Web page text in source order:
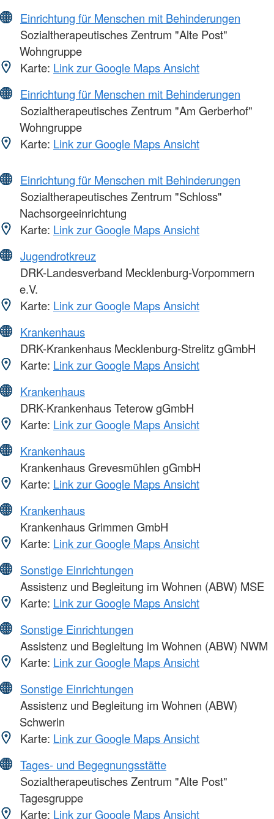
Einrichtung für Menschen mit Behinderungen
Sozialtherapeutisches Zentrum "Alte Post"
Wohngruppe
Karte: Link zur Google Maps Ansicht
Einrichtung für Menschen mit Behinderungen
Sozialtherapeutisches Zentrum "Am Gerberhof"
Wohngruppe
Karte: Link zur Google Maps Ansicht
Einrichtung für Menschen mit Behinderungen
Sozialtherapeutisches Zentrum "Schloss"
Nachsorgeeinrichtung
Karte: Link zur Google Maps Ansicht
Jugendrotkreuz
DRK-Landesverband Mecklenburg-Vorpommern
e.V.
Karte: Link zur Google Maps Ansicht
Krankenhaus
DRK-Krankenhaus Mecklenburg-Strelitz gGmbH
Karte: Link zur Google Maps Ansicht
Krankenhaus
DRK-Krankenhaus Teterow gGmbH
Karte: Link zur Google Maps Ansicht
Krankenhaus
Krankenhaus Grevesmühlen gGmbH
Karte: Link zur Google Maps Ansicht
Krankenhaus
Krankenhaus Grimmen GmbH
Karte: Link zur Google Maps Ansicht
Sonstige Einrichtungen
Assistenz und Begleitung im Wohnen (ABW) MSE
Karte: Link zur Google Maps Ansicht
Sonstige Einrichtungen
Assistenz und Begleitung im Wohnen (ABW) NWM
Karte: Link zur Google Maps Ansicht
Sonstige Einrichtungen
Assistenz und Begleitung im Wohnen (ABW)
Schwerin
Karte: Link zur Google Maps Ansicht
Tages- und Begegnungsstätte
Sozialtherapeutisches Zentrum "Alte Post"
Tagesgruppe
Karte: Link zur Google Maps Ansicht